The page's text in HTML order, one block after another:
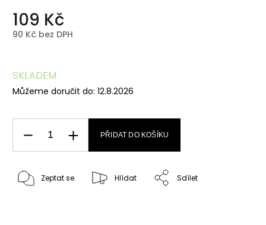
109 Kč
90 Kč bez DPH
SKLADEM
Můžeme doručit do: 12.8.2026
PŘIDAT DO KOŠÍKU
Zeptat se Hlídat Sdílet